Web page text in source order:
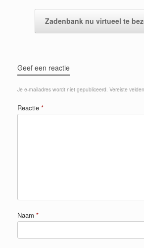
Zadenbank nu virtueel te
Geef een reactie
Je e-mailadres wordt niet gepubliceerd. Vereiste
Reactie *
Naam *